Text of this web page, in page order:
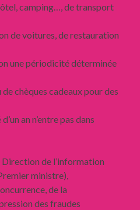
camping…, de transport
de voitures, de restauration
une périodicité déterminée
chèques cadeaux pour des
an n’entre pas dans
de l’information
ministre),
de la
des fraudes